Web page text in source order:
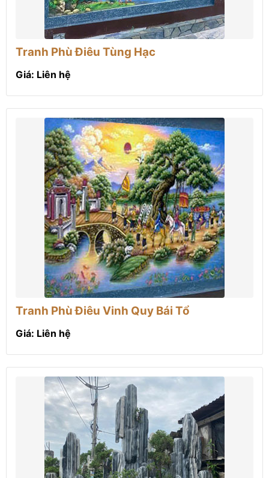
Tranh Phù Điêu Tùng Hạc
Giá: Liên hệ
Tranh Phù Điêu Vinh Quy Bái Tổ
Giá: Liên hệ